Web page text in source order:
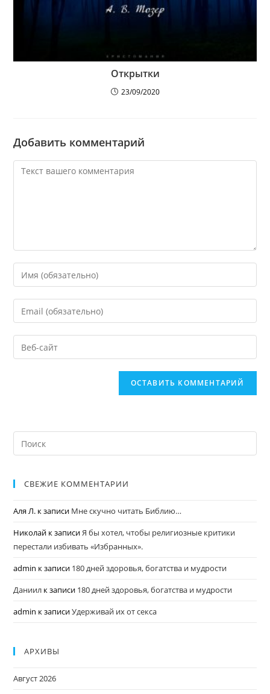
Открытки
23/09/2020
Добавить комментарий
СВЕЖИЕ КОММЕНТАРИИ
Аля Л. к записи Мне скучно читать Библию…
Николай к записиЯ бы хотел, чтобы религиозные критики
перестали избивать «Избранных».
admin к записи 180 дней здоровья, богатства и мудрости
Даниил к записи 180 дней здоровья, богатства и мудрости
admin к записиУдерживай их от секса
АРХИВЫ
Август 2026